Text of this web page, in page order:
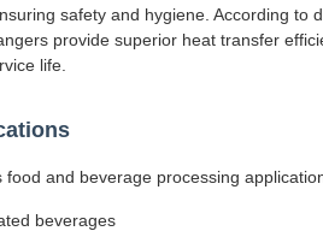
safety and hygiene. According to
provide superior heat transfer
life.
and beverage processing
beverages